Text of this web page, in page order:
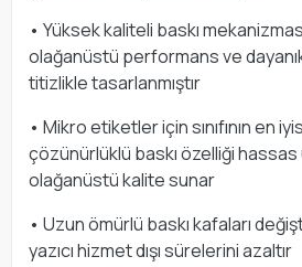
• Yüksek kaliteli baskı
olağanüstü performans ve
titizlikle tasarlanmıştır
• Mikro etiketler için sınıfının en
çözünürlüklü baskı özelliği
olağanüstü kalite sunar
• Uzun ömürlü baskı kafaları
yazıcı hizmet dışı sürelerini azaltır